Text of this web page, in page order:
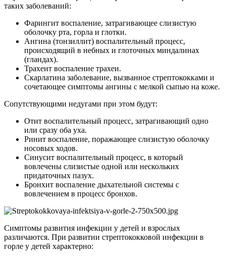
таких заболеваний:
Фарингит воспаление, затрагивающее слизистую
оболочку рта, горла и глотки.
Ангина (тонзиллит) воспалительный процесс,
происходящий в небных и глоточных миндалинах
(гландах).
Трахеит воспаление трахеи.
Скарлатина заболевание, вызванное стрептококками и
сочетающее симптомы ангины с мелкой сыпью на коже.
Сопутствующими недугами при этом будут:
Отит воспалительный процесс, затрагивающий одно
или сразу оба уха.
Ринит воспаление, поражающее слизистую оболочку
носовых ходов.
Синусит воспалительный процесс, в который
вовлечены слизистые одной или нескольких
придаточных пазух.
Бронхит воспаление дыхательной системы с
вовлечением в процесс бронхов.
Симптомы развития инфекции у детей и взрослых
различаются. При развитии стрептококковой инфекции в
горле у детей характерно: